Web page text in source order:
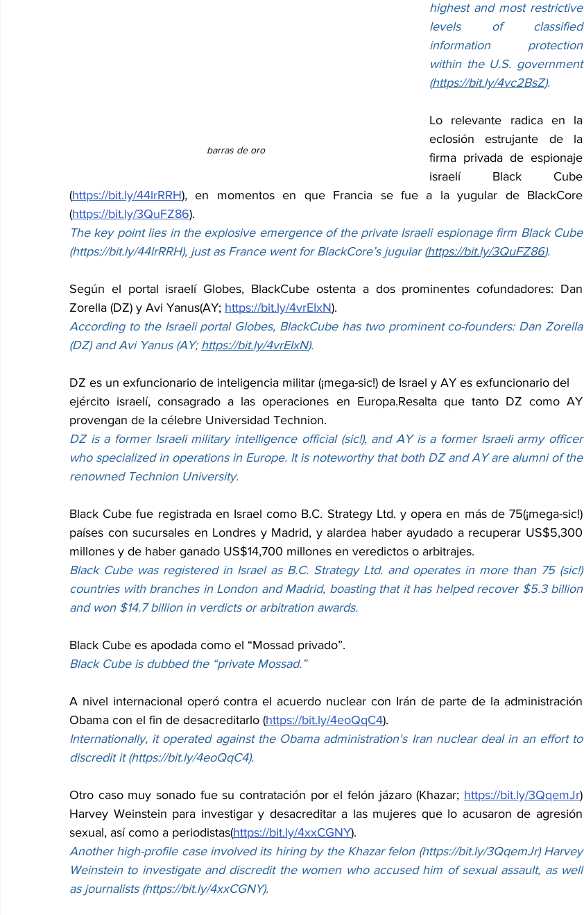
barras de oro
highest and most restrictive
levels of classified
information protection
within the U.S. government
(https://bit.ly/4vc2BsZ).
Lo relevante radica en la
eclosión estrujante de la
firma privada de espionaje
israelí Black Cube
(https://bit.ly/44lrRRH), en momentos en que Francia se fue a la yugular de BlackCore
(https://bit.ly/3QuFZ86).
The key point lies in the explosive emergence of the private Israeli espionage firm Black Cube
(https://bit.ly/44lrRRH), just as France went for BlackCore’s jugular (https://bit.ly/3QuFZ86).
Según el portal israelí Globes, BlackCube ostenta a dos prominentes cofundadores: Dan
Zorella (DZ) y Avi Yanus(AY; https://bit.ly/4vrEIxN).
According to the Israeli portal Globes, BlackCube has two prominent co-founders: Dan Zorella
(DZ) and Avi Yanus (AY; https://bit.ly/4vrEIxN).
DZ es un exfuncionario de inteligencia militar (¡mega-sic!) de Israel y AY es exfuncionario del
ejército israelí, consagrado a las operaciones en Europa.Resalta que tanto DZ como AY
provengan de la célebre Universidad Technion.
DZ is a former Israeli military intelligence official (sic!), and AY is a former Israeli army officer
who specialized in operations in Europe. It is noteworthy that both DZ and AY are alumni of the
renowned Technion University.
Black Cube fue registrada en Israel como B.C. Strategy Ltd. y opera en más de 75(¡mega-sic!)
países con sucursales en Londres y Madrid, y alardea haber ayudado a recuperar US$5,300
millones y de haber ganado US$14,700 millones en veredictos o arbitrajes.
Black Cube was registered in Israel as B.C. Strategy Ltd. and operates in more than 75 (sic!)
countries with branches in London and Madrid, boasting that it has helped recover $5.3 billion
and won $14.7 billion in verdicts or arbitration awards.
Black Cube es apodada como el “Mossad privado”.
Black Cube is dubbed the “private Mossad.”
A nivel internacional operó contra el acuerdo nuclear con Irán de parte de la administración
Obama con el fin de desacreditarlo (https://bit.ly/4eoQqC4).
Internationally, it operated against the Obama administration's Iran nuclear deal in an effort to
discredit it (https://bit.ly/4eoQqC4).
Otro caso muy sonado fue su contratación por el felón jázaro (Khazar; https://bit.ly/3QqemJr)
Harvey Weinstein para investigar y desacreditar a las mujeres que lo acusaron de agresión
sexual, así como a periodistas(https://bit.ly/4xxCGNY).
Another high-profile case involved its hiring by the Khazar felon (https://bit.ly/3QqemJr) Harvey
Weinstein to investigate and discredit the women who accused him of sexual assault, as well
as journalists (https://bit.ly/4xxCGNY).